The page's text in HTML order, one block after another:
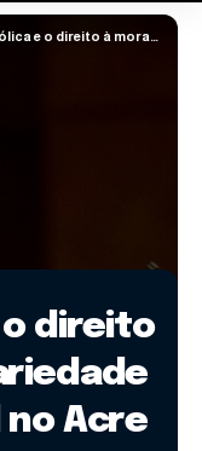
à moradia: solidariedade e reflexão social no Acre
o direito
Acre